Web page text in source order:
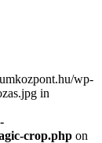
wp-
in
crop.php on